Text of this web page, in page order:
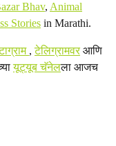
Bhav, Animal
Stories in Marathi.
,टेलिग्रामवरआणि
यूट्यूब चॅनेलला आजच